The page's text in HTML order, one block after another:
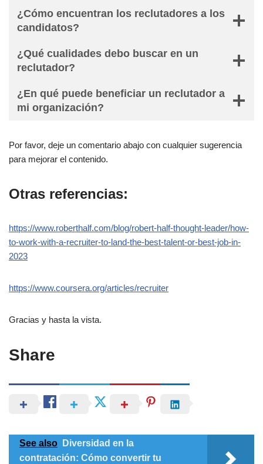
¿Cómo encuentran los reclutadores a los
candidatos?
¿Qué cualidades debo buscar en un
reclutador?
¿En qué puede beneficiar un reclutador a
mi organización?
Por favor, deje un comentario abajo con cualquier sugerencia
para mejorar el contenido.
Otras referencias:
https://www.roberthalf.com/blog/robert-half-thought-leader/how-
to-work-with-a-recruiter-to-land-the-best-talent-or-best-job-in-
2023
https://www.coursera.org/articles/recruiter
Gracias y hasta la vista.
Share
See also
Diversidad en la
contratación: Cómo convertir tu